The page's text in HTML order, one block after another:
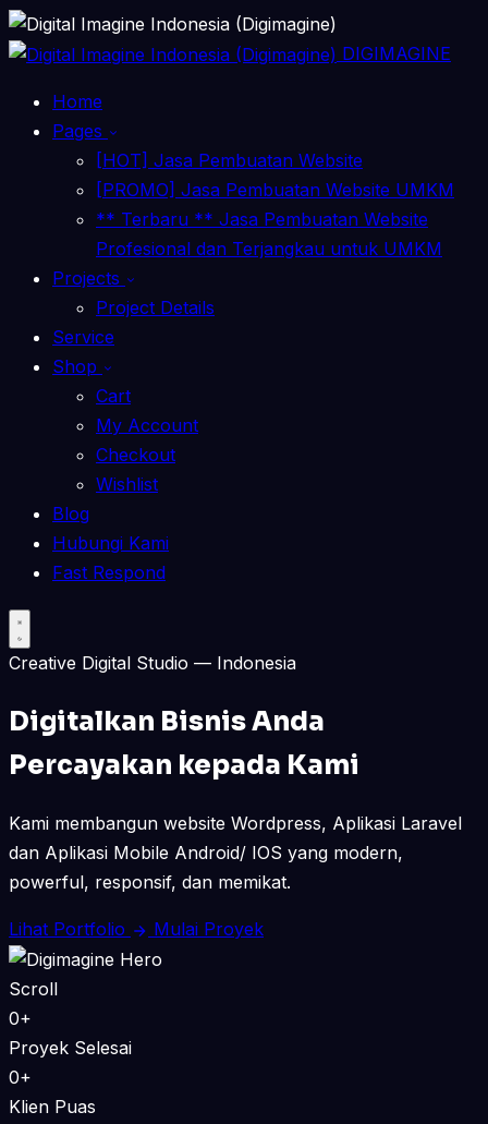
DIGIMAGINE
Home
Pages
[HOT] Jasa Pembuatan Website
[PROMO] Jasa Pembuatan Website UMKM
** Terbaru ** Jasa Pembuatan Website
Profesional dan Terjangkau untuk UMKM
Projects
Project Details
Service
Shop
Cart
My Account
Checkout
Wishlist
Blog
Hubungi Kami
Fast Respond
Creative Digital Studio — Indonesia
Digitalkan Bisnis Anda
Percayakan kepada Kami
Kami membangun website Wordpress, Aplikasi Laravel
dan Aplikasi Mobile Android/ IOS yang modern,
powerful, responsif, dan memikat.
Lihat Portfolio Mulai Proyek
Scroll
0+
Proyek Selesai
0+
Klien Puas